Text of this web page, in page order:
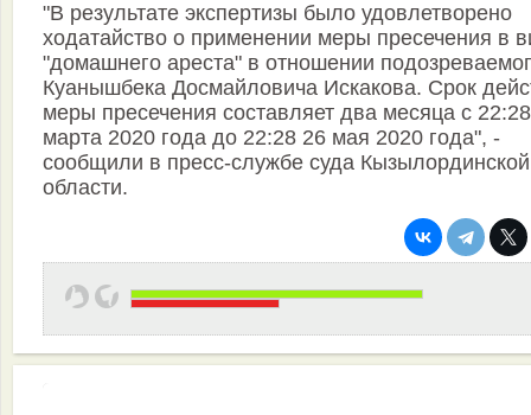
"В результате экспертизы было удовлетворено
ходатайство о применении меры пресечения в
"домашнего ареста" в отношении
Куанышбека Досмайловича Искакова. Срок
меры пресечения составляет два месяца с
марта 2020 года до 22:28 26 мая 2020 года", -
сообщили в пресс-службе суда Кызылординской
области.